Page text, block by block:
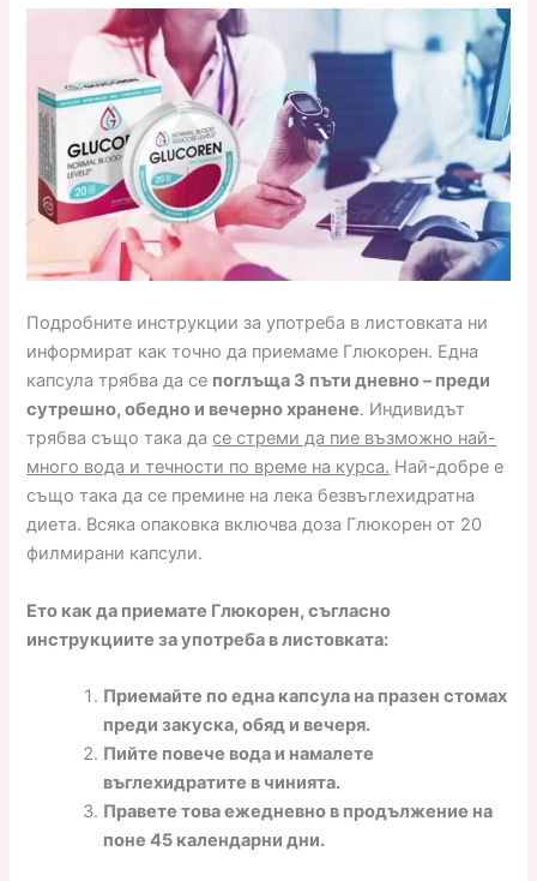
Подробните инструкции за употреба в листовката ни
информират как точно да приемаме Глюкорен. Една
капсула трябва да се поглъща 3 пъти дневно – преди
сутрешно, обедно и вечерно хранене. Индивидът
трябва също така дасе стреми да пие възможно най-
много вода и течности по време на курса. Най-добре е
също така да се премине на лека безвъглехидратна
диета. Всяка опаковка включва доза Глюкорен от 20
филмирани капсули.
Ето как да приемате Глюкорен, съгласно
инструкциите за употреба в листовката:
Приемайте по една капсула на празен стомах
преди закуска, обяд и вечеря.
Пийте повече вода и намалете
въглехидратите в чинията.
Правете това ежедневно в продължение на
поне 45 календарни дни.